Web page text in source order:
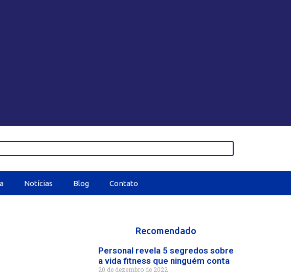
Notícias Blog Contato
Recomendado
Personal revela 5 segredos sobre
a vida fitness que ninguém conta
20 de dezembro de 2022